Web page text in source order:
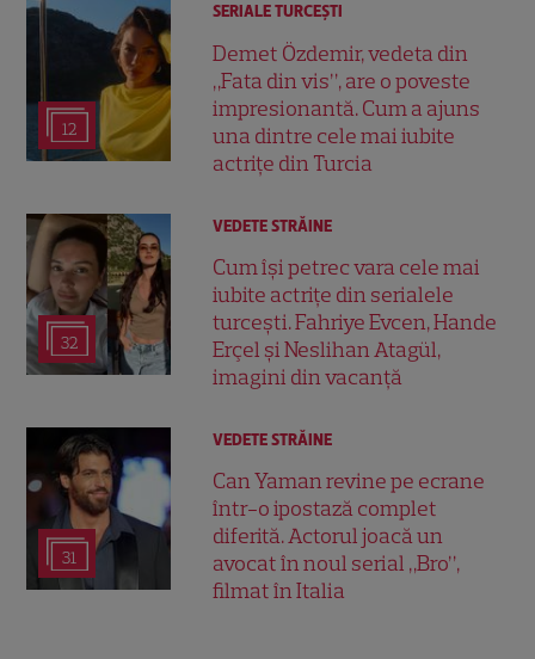
12
SERIALE TURCEŞTI
Demet Özdemir, vedeta din
„Fata din vis”, are o poveste
impresionantă. Cum a ajuns
una dintre cele mai iubite
actrițe din Turcia
32
VEDETE STRĂINE
Cum își petrec vara cele mai
iubite actrițe din serialele
turcești. Fahriye Evcen, Hande
Erçel și Neslihan Atagül,
imagini din vacanță
31
VEDETE STRĂINE
Can Yaman revine pe ecrane
într-o ipostază complet
diferită. Actorul joacă un
avocat în noul serial „Bro”,
filmat în Italia